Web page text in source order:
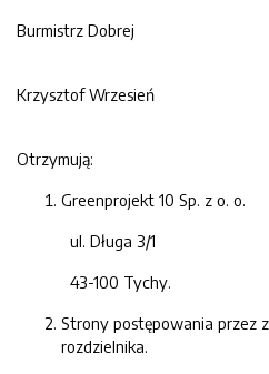
Burmistrz Dobrej
Krzysztof
Otrzymują:
Greenprojekt 10 Sp. z o. o.
ul. Długa 3/1
43-100 Tychy.
Strony postępowania przez
rozdzielnika.